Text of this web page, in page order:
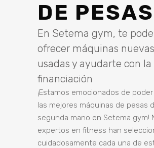
DE PESAS
En Setema gym, te
ofrecer máquinas
usadas y ayudarte con la
financiación
¡Estamos emocionados de
las mejores máquinas de pesas
segunda mano en Setema gym!
expertos en fitness han
cuidadosamente cada una de